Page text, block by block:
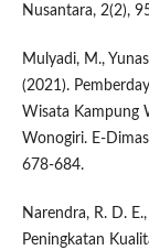
Nusantara, 2(2),
Mulyadi, M.,
(2021).
Wisata Kampung
Wonogiri. E-
678-684.
Narendra, R. D.
Peningkatan